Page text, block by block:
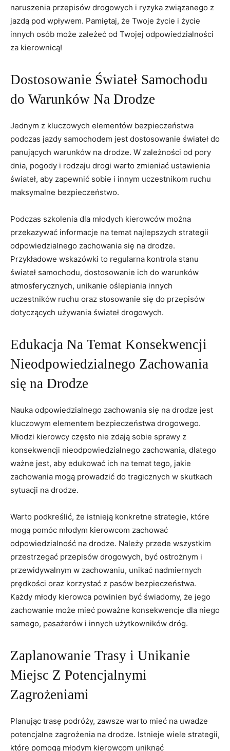
naruszenia przepisów ⁤drogowych i ⁣ryzyka⁣ związanego z‌
jazdą pod wpływem. Pamiętaj, że Twoje życie‍ i życie
innych osób może⁣ zależeć od Twojej odpowiedzialności
za kierownicą!
Dostosowanie Świateł Samochodu⁤
do⁢ Warunków Na Drodze
Jednym z kluczowych elementów bezpieczeństwa
podczas jazdy ⁣samochodem jest⁤ dostosowanie świateł do
panujących warunków na drodze. W zależności od pory
dnia, pogody i rodzaju drogi‌ warto⁣ zmieniać‌ ustawienia
świateł, ⁢aby zapewnić sobie i innym uczestnikom ruchu
maksymalne⁤ bezpieczeństwo.
Podczas szkolenia dla ​młodych ⁤kierowców można
przekazywać ‌informacje ‍na​ temat‌ najlepszych strategii
odpowiedzialnego zachowania ⁤się na drodze.
Przykładowe wskazówki‌ to ‍regularna‌ kontrola stanu
świateł‌ samochodu, dostosowanie‍ ich do ⁣warunków
atmosferycznych,‌ unikanie oślepiania innych
uczestników ruchu oraz⁤ stosowanie się​ do przepisów
dotyczących używania⁣ świateł drogowych.
Edukacja Na‍ Temat Konsekwencji
⁤Nieodpowiedzialnego ​Zachowania
się na Drodze
Nauka ​odpowiedzialnego zachowania⁣ się na drodze jest
‌kluczowym elementem bezpieczeństwa drogowego.
Młodzi kierowcy często nie ​zdają ‌sobie ‌sprawy z
konsekwencji nieodpowiedzialnego zachowania, dlatego
‌ważne⁢ jest, aby‍ edukować ich⁢ na temat tego, jakie
zachowania mogą prowadzić do tragicznych w⁢ skutkach‌
sytuacji na drodze.
Warto podkreślić, że ‍istnieją konkretne strategie, ⁢które
mogą⁣ pomóc młodym kierowcom zachować
odpowiedzialność na drodze. Należy ​przede wszystkim⁢
przestrzegać przepisów‍ drogowych,⁢ być ​ostrożnym ​i
przewidywalnym w zachowaniu, unikać nadmiernych
prędkości oraz korzystać ​z pasów bezpieczeństwa.
Każdy młody kierowca powinien być świadomy, że ⁤jego
zachowanie⁢ może⁢ mieć poważne konsekwencje dla niego
samego, pasażerów i innych użytkowników‌ dróg.
Zaplanowanie​ Trasy i ‌Unikanie ​
Miejsc Z Potencjalnymi
Zagrożeniami
Planując trasę podróży, zawsze warto ​mieć na uwadze
potencjalne zagrożenia ‌na drodze.⁤ Istnieje wiele strategii,
które pomogą młodym kierowcom uniknąć